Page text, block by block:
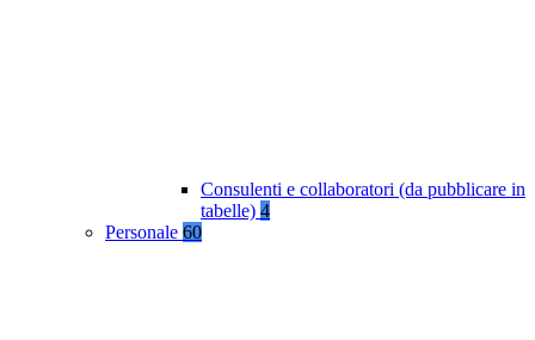
Consulenti e collaboratori (da pubblicare in
tabelle) 4
Personale 60